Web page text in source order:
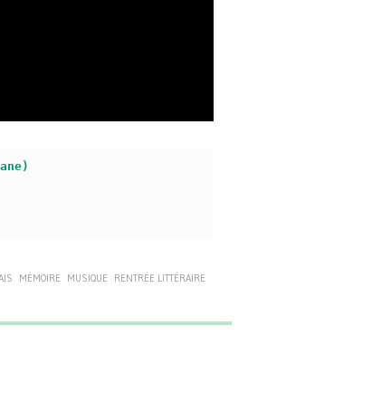
MÉMOIRE MUSIQUE
RENTRÉE LITTÉRAIRE